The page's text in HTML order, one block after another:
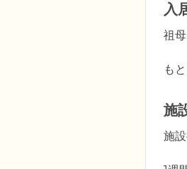
入
祖
も
施
施